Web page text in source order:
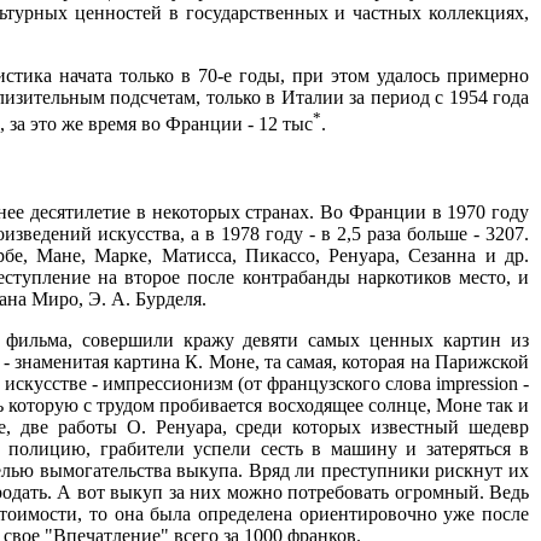
ценностей в государственных и частных коллекциях,
начата только в 70-е годы, при этом удалось примерно
подсчетам, только в Италии за период с 1954 года
за это же время во Франции - 12 тыс*.
десятилетие в некоторых странах. Во Франции в 1970 году
искусства, а в 1978 году - в 2,5 раза больше - 3207.
Мане, Марке, Матисса, Пикассо, Ренуара, Сезанна и др.
на второе после контрабанды наркотиков место, и
Миро, Э. А. Бурделя.
совершили кражу девяти самых ценных картин из
картина К. Моне, та самая, которая на Парижской
- импрессионизм (от французского слова impression -
с трудом пробивается восходящее солнце, Моне так и
работы О. Ренуара, среди которых известный шедевр
грабители успели сесть в машину и затеряться в
вымогательства выкупа. Вряд ли преступники рискнут их
А вот выкуп за них можно потребовать огромный. Ведь
то она была определена ориентировочно уже после
"Впечатление" всего за 1000 франков.